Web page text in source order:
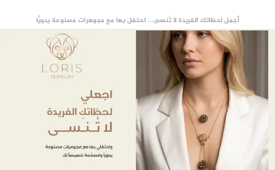
أجمل لحظاتك الفريدة لا تُنسى... احتفل بها مع مجوهرات مصنوعة يدويًّا